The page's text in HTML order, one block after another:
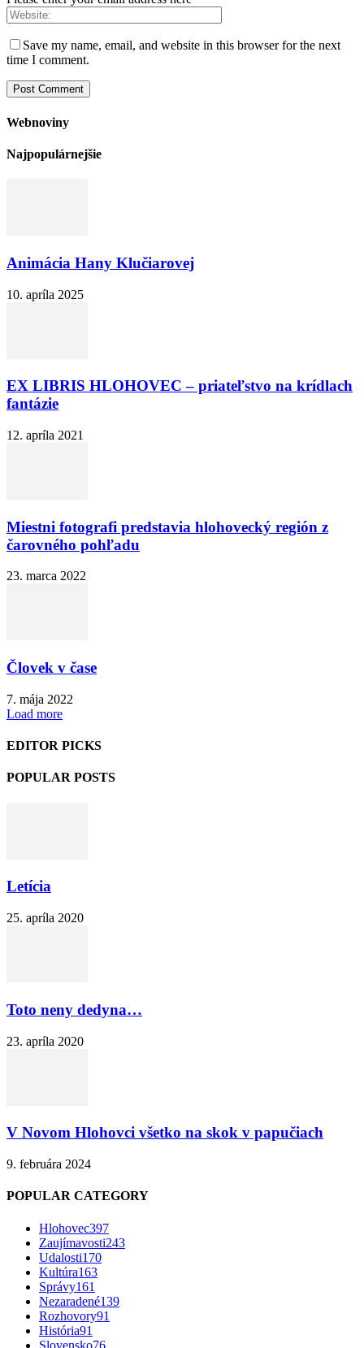
Save my name, email, and website in this browser for the next
time I comment.
Webnoviny
Najpopulárnejšie
Animácia Hany Klučiarovej
10. apríla 2025
EX LIBRIS HLOHOVEC – priateľstvo na krídlach
fantázie
12. apríla 2021
Miestni fotografi predstavia hlohovecký región z
čarovného pohľadu
23. marca 2022
Človek v čase
7. mája 2022
Load more
EDITOR PICKS
POPULAR POSTS
Letícia
25. apríla 2020
Toto neny dedyna…
23. apríla 2020
V Novom Hlohovci všetko na skok v papučiach
9. februára 2024
POPULAR CATEGORY
Hlohovec397
Zaujímavosti243
Udalosti170
Kultúra163
Správy161
Nezaradené139
Rozhovory91
História91
Slovensko76